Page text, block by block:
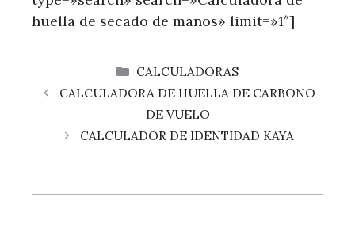
huella de secado de manos» limit=»1″]
CATEGORÍAS
CALCULADORAS
CALCULADORA DE HUELLA DE CARBONO
DE VUELO
CALCULADOR DE IDENTIDAD KAYA